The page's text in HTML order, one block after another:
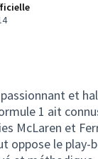
et
1 ait
McLaren et
oppose le play-